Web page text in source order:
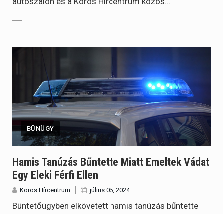
BŰNÜGY
Hamis Tanúzás Bűntette Miatt Emeltek Vádat
Egy Eleki Férfi Ellen
Körös Hírcentrum július 05, 2024
Büntetőügyben elkövetett hamis tanúzás bűntette